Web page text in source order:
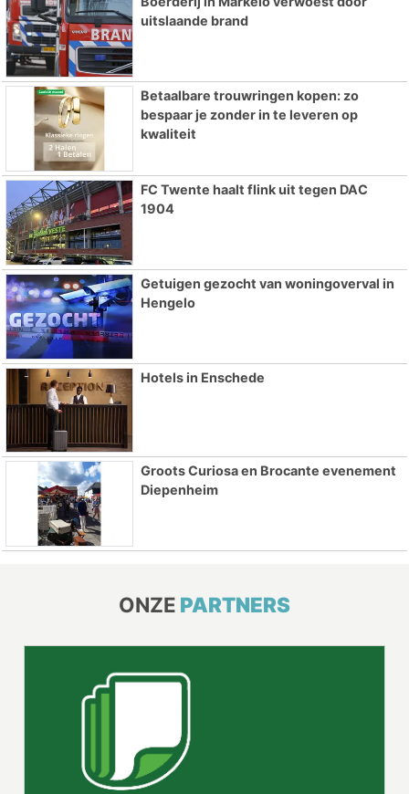
uitslaande brand
Betaalbare trouwringen kopen: zo
bespaar je zonder in te leveren op
kwaliteit
FC Twente haalt flink uit tegen DAC
1904
Getuigen gezocht van woningoverval in
Hengelo
Hotels in Enschede
Groots Curiosa en Brocante evenement
Diepenheim
ONZE PARTNERS